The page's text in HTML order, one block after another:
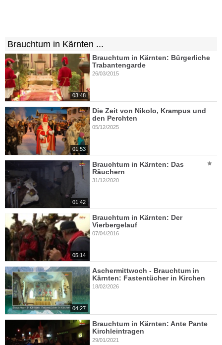
Brauchtum in Kärnten ...
03:48
Brauchtum in Kärnten: Bürgerliche
Trabantengarde
26/03/2015
01:53
Die Zeit von Nikolo, Krampus und
den Perchten
05/12/2025
01:42
Brauchtum in Kärnten: Das
Räuchern
31/12/2020
05:14
Brauchtum in Kärnten: Der
Vierbergelauf
07/04/2016
04:27
Aschermittwoch - Brauchtum in
Kärnten: Fastentücher in Kirchen
18/02/2026
Brauchtum in Kärnten: Ante Pante
Kirchleintragen
29/01/2021